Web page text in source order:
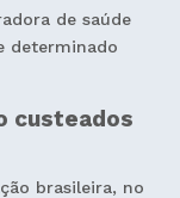
de saúde
determinado
custeados
brasileira, no